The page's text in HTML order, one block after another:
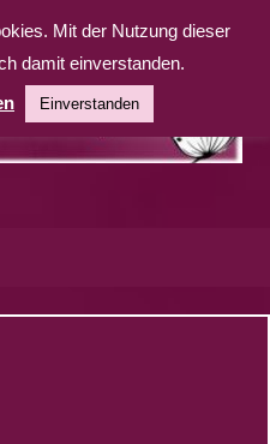
Mit der Nutzung dieser
damit einverstanden.
Einverstanden